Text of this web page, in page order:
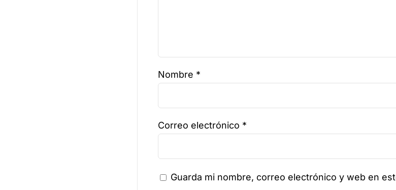
Nombre *
Correo electrónico *
Guarda mi nombre, correo electrónico y web en